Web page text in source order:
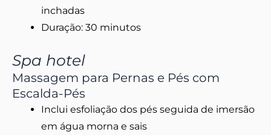
inchadas
Duração: 30 minutos
Spa hotel
Massagem para Pernas e Pés com
Escalda-Pés
Inclui esfoliação dos pés seguida de imersão
em água morna e sais